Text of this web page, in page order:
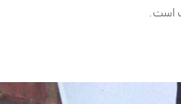
است.